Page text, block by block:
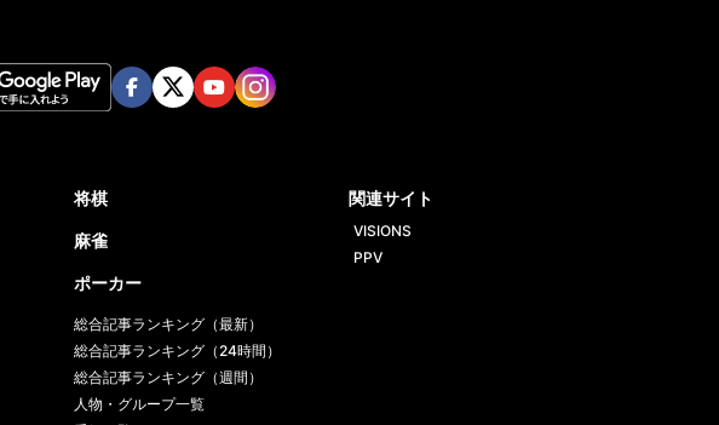
将棋
麻雀
ポーカー
総合記事ランキング（最新）
総合記事ランキング（24時間）
総合記事ランキング（週間）
人物・グループ一覧
関連サイト
VISIONS
PPV